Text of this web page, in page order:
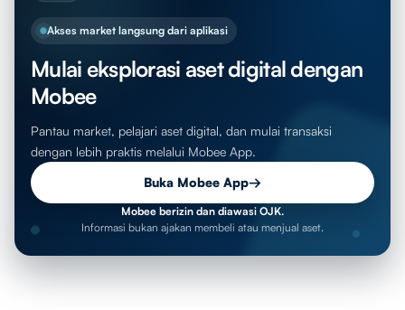
Akses market langsung dari aplikasi
Mulai eksplorasi aset digital dengan
Mobee
Pantau market, pelajari aset digital, dan mulai transaksi
dengan lebih praktis melalui Mobee App.
Buka Mobee App→
Mobee berizin dan diawasi OJK.
Informasi bukan ajakan membeli atau menjual aset.